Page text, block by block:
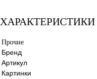
ХАРАКТЕРИСТИКИ
Прочие
Бренд
Артикул
Картинки